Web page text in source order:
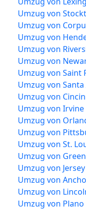
Umzug von
Umzug von
Umzug von
Umzug von
Umzug von
Umzug von Saint
Umzug von
Umzug von
Umzug von
Umzug von
Umzug von
Umzug von St.
Umzug von
Umzug von
Umzug von
Umzug von
Umzug von